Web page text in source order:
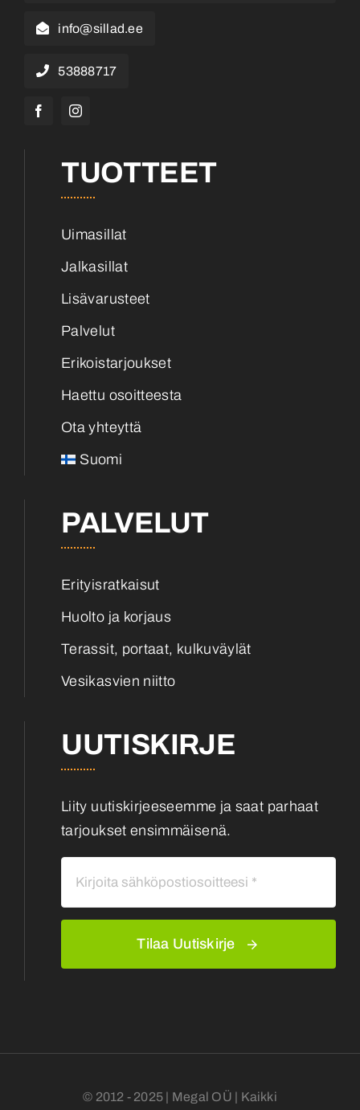
info@sillad.ee
53888717
TUOTTEET
Uimasillat
Jalkasillat
Lisävarusteet
Palvelut
Erikoistarjoukset
Haettu osoitteesta
Ota yhteyttä
Suomi
PALVELUT
Erityisratkaisut
Huolto ja korjaus
Terassit, portaat, kulkuväylät
Vesikasvien niitto
UUTISKIRJE
Liity uutiskirjeeseemme ja saat parhaat
tarjoukset ensimmäisenä.
Tilaa Uutiskirje
© 2012 - 2025 | Megal OÜ | Kaikki